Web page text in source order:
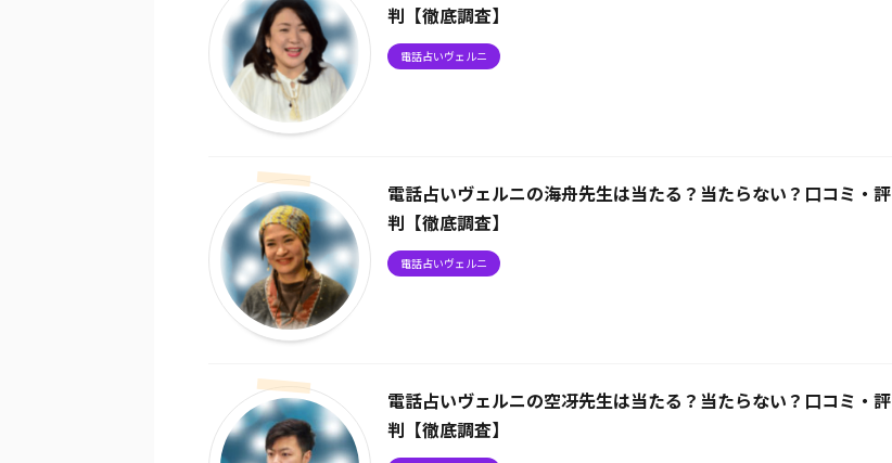
判【徹底調査】
電話占いヴェルニ
電話占いヴェルニの海舟先生は当たる？当たらない？口コミ・評
判【徹底調査】
電話占いヴェルニ
電話占いヴェルニの空冴先生は当たる？当たらない？口コミ・評
判【徹底調査】